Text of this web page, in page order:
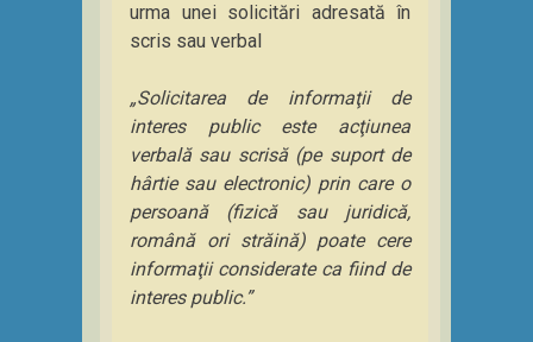
urma unei solicitări adresată în
scris sau verbal
„Solicitarea de informaţii de
interes public este acţiunea
verbală sau scrisă (pe suport de
hârtie sau electronic) prin care o
persoană (fizică sau juridică,
română ori străină) poate cere
informaţii considerate ca fiind de
interes public.”